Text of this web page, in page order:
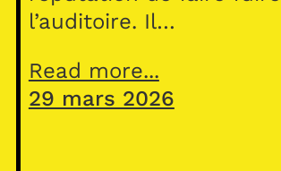
l’auditoire. Il…
Read more...
29 mars 2026